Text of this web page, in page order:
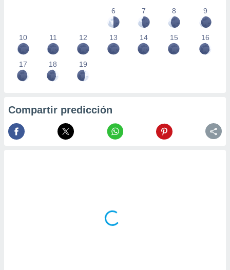
6
7 8 9
10 11 12 13 14 15 16
17 18 19
Compartir predicción